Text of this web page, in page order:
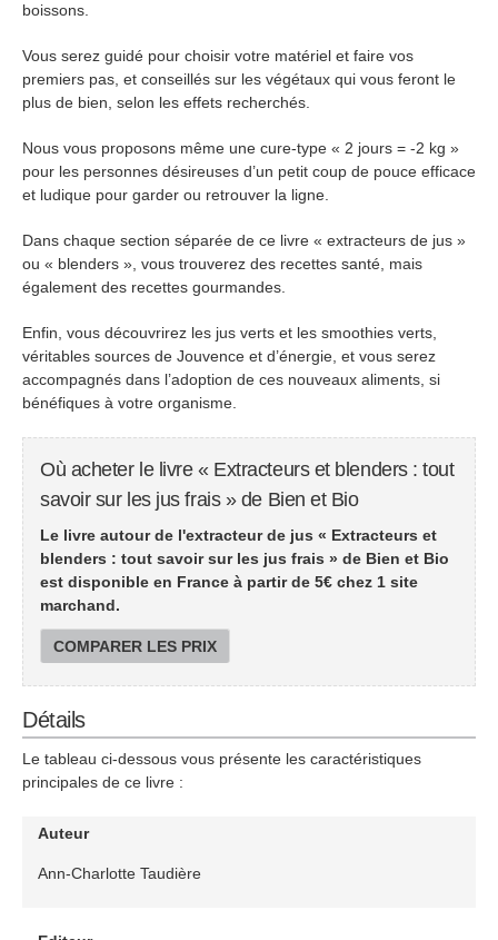
boissons.
Vous serez guidé pour choisir votre matériel et faire vos
premiers pas, et conseillés sur les végétaux qui vous feront le
plus de bien, selon les effets recherchés.
Nous vous proposons même une cure-type « 2 jours = -2 kg »
pour les personnes désireuses d’un petit coup de pouce efficace
et ludique pour garder ou retrouver la ligne.
Dans chaque section séparée de ce livre « extracteurs de jus »
ou « blenders », vous trouverez des recettes santé, mais
également des recettes gourmandes.
Enfin, vous découvrirez les jus verts et les smoothies verts,
véritables sources de Jouvence et d’énergie, et vous serez
accompagnés dans l’adoption de ces nouveaux aliments, si
bénéfiques à votre organisme.
Où acheter le livre « Extracteurs et blenders : tout
savoir sur les jus frais » de Bien et Bio
Le livre autour de l'extracteur de jus « Extracteurs et
blenders : tout savoir sur les jus frais » de Bien et Bio
est disponible en France à partir de 5€ chez 1 site
marchand.
COMPARER LES PRIX
Détails
Le tableau ci-dessous vous présente les caractéristiques
principales de ce livre :
Auteur
Ann-Charlotte Taudière